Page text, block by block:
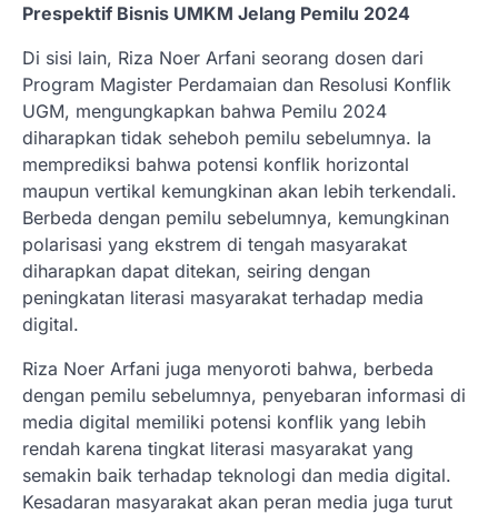
Prespektif Bisnis UMKM Jelang Pemilu 2024
Di sisi lain, Riza Noer Arfani seorang dosen dari
Program Magister Perdamaian dan Resolusi Konflik
UGM, mengungkapkan bahwa Pemilu 2024
diharapkan tidak seheboh pemilu sebelumnya. Ia
memprediksi bahwa potensi konflik horizontal
maupun vertikal kemungkinan akan lebih terkendali.
Berbeda dengan pemilu sebelumnya, kemungkinan
polarisasi yang ekstrem di tengah masyarakat
diharapkan dapat ditekan, seiring dengan
peningkatan literasi masyarakat terhadap media
digital.
Riza Noer Arfani juga menyoroti bahwa, berbeda
dengan pemilu sebelumnya, penyebaran informasi di
media digital memiliki potensi konflik yang lebih
rendah karena tingkat literasi masyarakat yang
semakin baik terhadap teknologi dan media digital.
Kesadaran masyarakat akan peran media juga turut